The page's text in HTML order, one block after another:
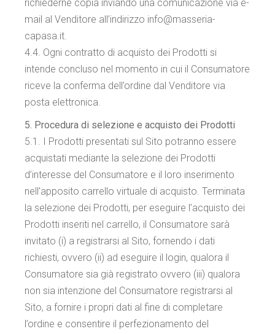
richiederne copia inviando una comunicazione via e-
mail al Venditore all’indirizzo info@masseria-
capasa.it.
4.4. Ogni contratto di acquisto dei Prodotti si
intende concluso nel momento in cui il Consumatore
riceve la conferma dell’ordine dal Venditore via
posta elettronica.
5. Procedura di selezione e acquisto dei Prodotti
5.1. I Prodotti presentati sul Sito potranno essere
acquistati mediante la selezione dei Prodotti
d’interesse del Consumatore e il loro inserimento
nell’apposito carrello virtuale di acquisto. Terminata
la selezione dei Prodotti, per eseguire l’acquisto dei
Prodotti inseriti nel carrello, il Consumatore sarà
invitato (i) a registrarsi al Sito, fornendo i dati
richiesti, ovvero (ii) ad eseguire il login, qualora il
Consumatore sia già registrato ovvero (iii) qualora
non sia intenzione del Consumatore registrarsi al
Sito, a fornire i propri dati al fine di completare
l’ordine e consentire il perfezionamento del